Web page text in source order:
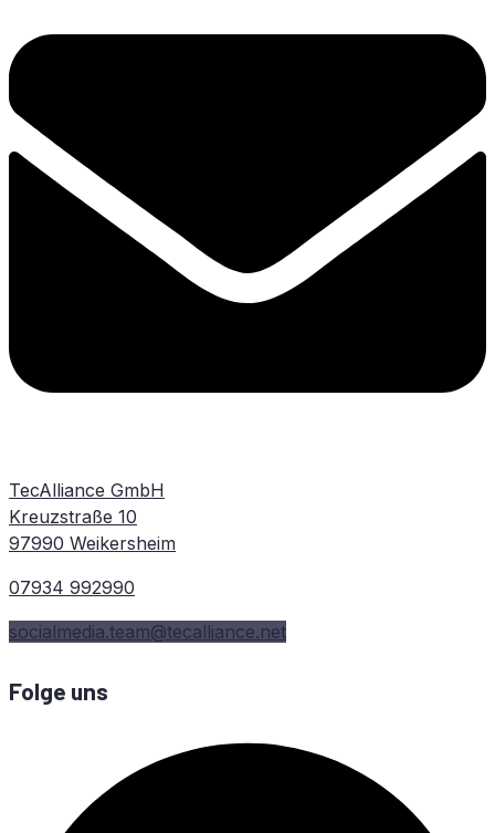
TecAlliance GmbH
Kreuzstraße 10
97990 Weikersheim
07934 992990
socialmedia.team@tecalliance.net
Folge uns